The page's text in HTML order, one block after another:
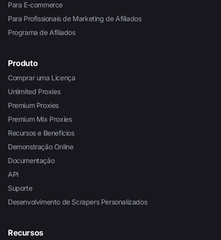
Para E-commerce
Para Profissionais de Marketing de Afiliados
Programa de Afiliados
Produto
Comprar uma Licença
Unlimited Proxies
Premium Proxies
Premium Mix Proxies
Recursos e Benefícios
Demonstração Online
Documentação
API
Suporte
Desenvolvimento de Scrapers Personalizados
Recursos